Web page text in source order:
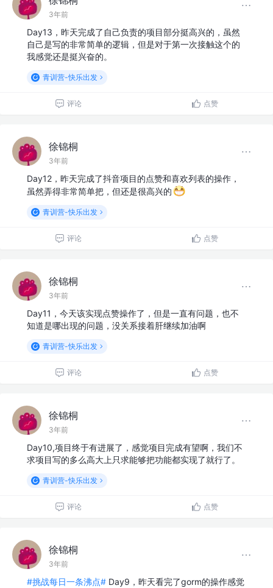
3年前
Day13，昨天完成了自己负责的项目部分挺高兴的，虽然
自己是写的非常简单的逻辑，但是对于第一次接触这个的
我感觉还是挺兴奋的。
青训营-快乐出发
评论 点赞
徐锦桐
3年前
Day12，昨天完成了抖音项目的点赞和喜欢列表的操作，
虽然弄得非常简单把，但还是很高兴的
青训营-快乐出发
评论 点赞
徐锦桐
3年前
Day11，今天该实现点赞操作了，但是一直有问题，也不
知道是哪出现的问题，没关系接着肝继续加油啊
青训营-快乐出发
评论 点赞
徐锦桐
3年前
Day10,项目终于有进展了，感觉项目完成有望啊，我们不
求项目写的多么高大上只求能够把功能都实现了就行了。
青训营-快乐出发
评论 点赞
徐锦桐
3年前
#挑战每日一条沸点# Day9，昨天看完了gorm的操作感觉